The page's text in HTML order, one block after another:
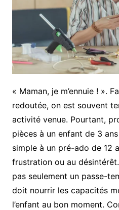
« Maman, je m’ennuie ! ».
redoutée, on est souvent
activité venue. Pourtant,
pièces à un enfant de 3
simple à un pré-ado de 12
frustration ou au désintérêt.
pas seulement un passe-
doit nourrir les capacités
l’enfant au bon moment.